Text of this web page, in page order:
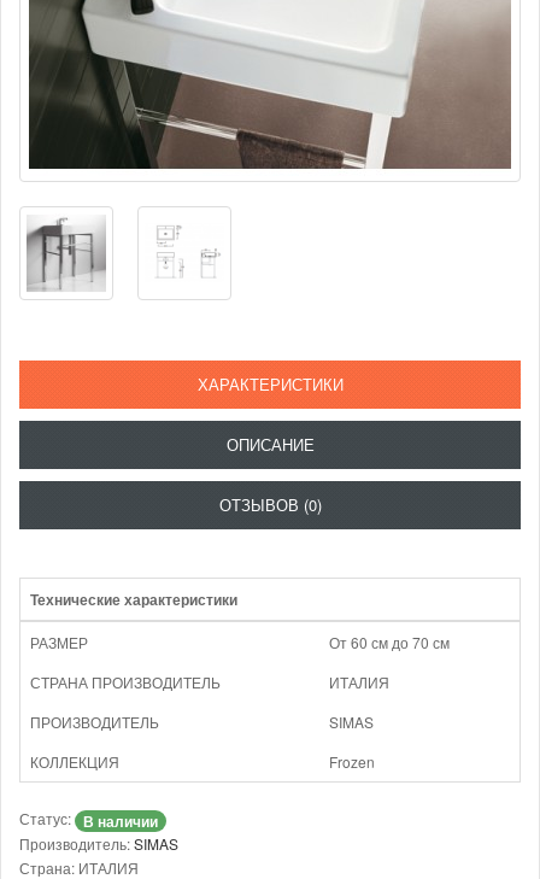
ХАРАКТЕРИСТИКИ
ОПИСАНИЕ
ОТЗЫВОВ (0)
Технические характеристики
РАЗМЕР
От 60 см до 70 см
СТРАНА ПРОИЗВОДИТЕЛЬ
ИТАЛИЯ
ПРОИЗВОДИТЕЛЬ
SIMAS
КОЛЛЕКЦИЯ
Frozen
Статус: В наличии
Производитель:SIMAS
Страна: ИТАЛИЯ